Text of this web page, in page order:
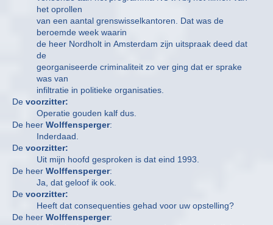
het oprollen
van een aantal grenswisselkantoren. Dat was de
beroemde week waarin
de heer Nordholt in Amsterdam zijn uitspraak deed dat
de
georganiseerde criminaliteit zo ver ging dat er sprake
was van
infiltratie in politieke organisaties.
De voorzitter:
Operatie gouden kalf dus.
De heer Wolffensperger:
Inderdaad.
De voorzitter:
Uit mijn hoofd gesproken is dat eind 1993.
De heer Wolffensperger:
Ja, dat geloof ik ook.
De voorzitter:
Heeft dat consequenties gehad voor uw opstelling?
De heer Wolffensperger: